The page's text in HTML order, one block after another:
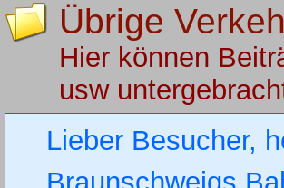
Übrige
Hier können
usw
Lieber Besucher,